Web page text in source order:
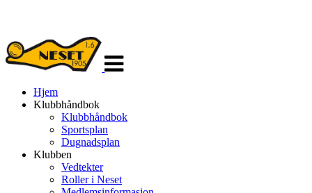
navigasjon
Hjem
Klubbhåndbok
Klubbhåndbok
Sportsplan
Dugnadsplan
Klubben
Vedtekter
Roller i Neset